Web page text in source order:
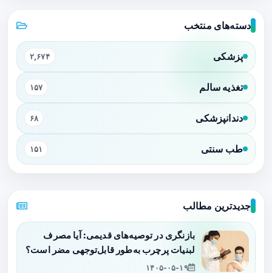
دسته‌های منتخب
پزشکی ۲,۶۷۴
تغذیه سالم ۱۵۷
دندانپزشکی ۶۸
طب سنتی ۱۵۱
جدیدترین مطالب
بازنگری در توصیه‌های قدیمی: آیا مصرف
لبنیات پرچرب به‌طور قابل‌توجهی مضر است؟
۱۴۰۵-۰۵-۱۹